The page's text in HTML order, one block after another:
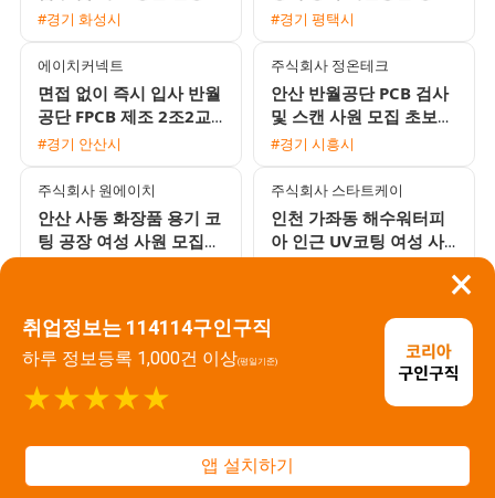
×
취업정보는 114114구인구직
하루 정보등록 1,000건 이상(평일기준)
★★★★★
앱 설치하기
사원 채용
#경기 화성시
및 조립 사원 모집 (주간
#경기 평택시
에이치커넥트
면접 없이 즉시 입사 반월
공단 FPCB 제조 2조2교
대 월 최대 380만원 통근
#경기 안산시
주식회사 정온테크
안산 반월공단 PCB 검사
및 스캔 사원 모집 초보
환영 쾌적한 환경
#경기 시흥시
주식회사 원에이치
안산 사동 화장품 용기 코
팅 공장 여성 사원 모집
일당 및 주급 지급 가능
주식회사 스타트케이
인천 가좌동 해수워터피
아 인근 UV코팅 여성 사
원 모집 주급 및 가불 가
유니콘파트너스 주식회사
1인 1실 기숙사 제공 소형
자동차 부품 생산 및 검사
사원 모집
#경기 안성시
주식회사 서시파트너
화성 마도공단 화장품 조
립 및 포장 야간고정 여성
사원 모집 주급 및 가불
기초화장품 포장 긴급 대
규모 채용 만근수당 및 교
면접 없이 즉시 출근 가
능! 기초화장품 단상자 포